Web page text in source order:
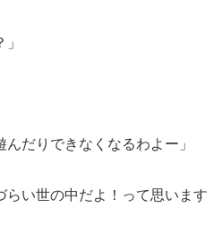
んだりできなくなるわよー」
らい世の中だよ！って思います